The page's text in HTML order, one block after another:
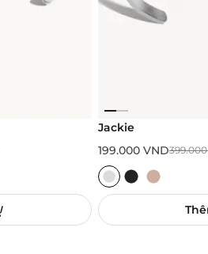
Jackie
199.000 VND